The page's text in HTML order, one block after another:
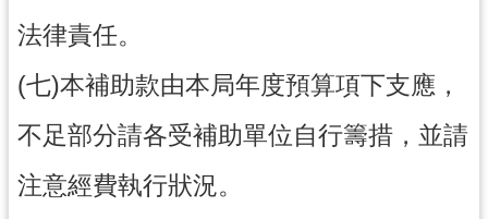
法律責任。
(七)本補助款由本局年度預算項下支應，
不足部分請各受補助單位自行籌措，並請
注意經費執行狀況。